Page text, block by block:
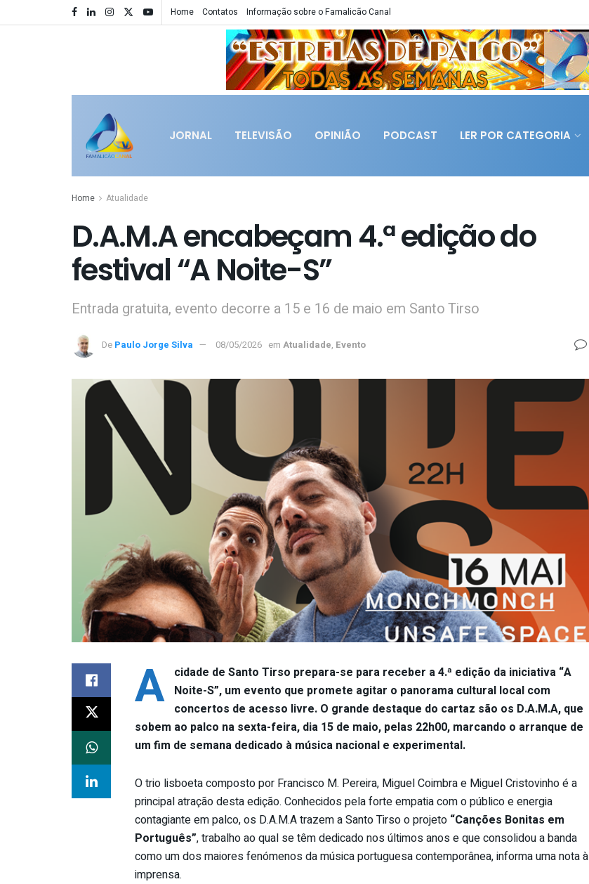
Home Contatos Informação sobre o Famalicão Canal
JORNAL TELEVISÃO OPINIÃO PODCAST LER POR CATEGORIA
Home Atualidade
D.A.M.A encabeçam 4.ª edição do
festival “A Noite-S”
Entrada gratuita, evento decorre a 15 e 16 de maio em Santo Tirso
De Paulo Jorge Silva 08/05/2026 em Atualidade, Evento
A cidade de Santo Tirso prepara-se para receber a 4.ª edição da iniciativa “A
Noite-S”, um evento que promete agitar o panorama cultural local com
concertos de acesso livre. O grande destaque do cartaz são os D.A.M.A, que
sobem ao palco na sexta-feira, dia 15 de maio, pelas 22h00, marcando o arranque de
um fim de semana dedicado à música nacional e experimental.
O trio lisboeta composto por Francisco M. Pereira, Miguel Coimbra e Miguel Cristovinho é a
principal atração desta edição. Conhecidos pela forte empatia com o público e energia
contagiante em palco, os D.A.M.A trazem a Santo Tirso o projeto “Canções Bonitas em
Português”, trabalho ao qual se têm dedicado nos últimos anos e que consolidou a banda
como um dos maiores fenómenos da música portuguesa contemporânea, informa uma nota à
imprensa.